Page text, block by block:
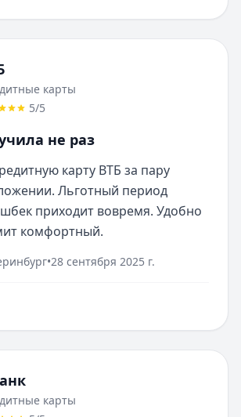
карты
5/5
не раз
карту ВТБ за пару
Льготный период
приходит вовремя. Удобно
комфортный.
•28 сентября 2025 г.
карты